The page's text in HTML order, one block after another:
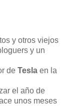
y otros viejos
y un
de Tesla en la
el año de
unos meses